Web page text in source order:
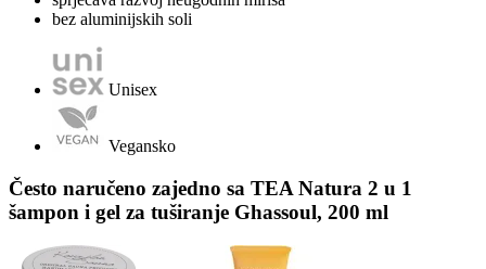
bez aluminijskih soli
Unisex
Vegansko
Često naručeno zajedno sa TEA Natura 2 u 1
šampon i gel za tuširanje Ghassoul, 200 ml